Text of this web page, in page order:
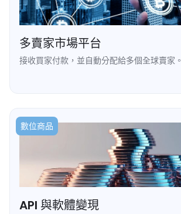
多賣家市場平台
接收買家付款，並自動分配給多個全球賣家。
數位商品
API 與軟體變現